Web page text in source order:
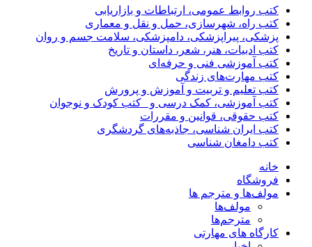
کتب روابط عمومی، ارتباطات و بازاریابی
کتب راه، شهرسازی، حمل و نقل و معماری
پزشکی، پیراپزشکی، دامپزشکی، سلامت جسم و روان
کتب ادبیات، هنر، شعر، داستان و تاریخ
کتب آموزشی فنی و حرفه‌ای
کتب مهارت‌های زندگی
کتب تعلیم و تربیت و آموزش و پرورش
کتب آموزشی، کمک درسی و _کتب کودک و نوجوان
کتب حقوقی، قوانین و مقررات
کتب ایران شناسی، جاذبه‌های گردشگری
کتب دامغان شناسی
خانه
فروشگاه
مولف‌ها و مترجم ها
مولف‌ها
مترجم‌ها
کارگاه های مهارتی